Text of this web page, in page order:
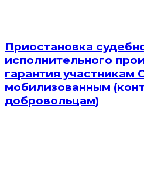
Приостановка
исполнительного
гарантия участникам
мобилизованным
добровольцам)